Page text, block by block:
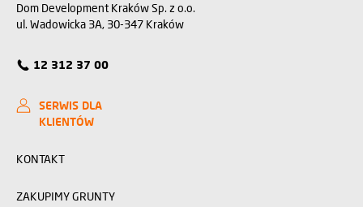
Dom Development Kraków Sp. z o.o.
ul. Wadowicka 3A, 30-347 Kraków
12 312 37 00
SERWIS DLA
KLIENTÓW
KONTAKT
ZAKUPIMY GRUNTY